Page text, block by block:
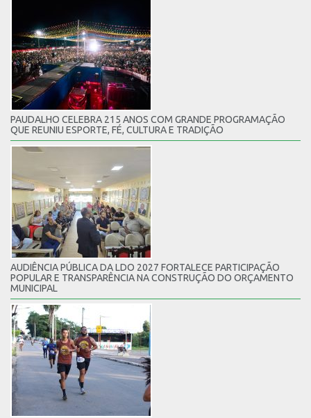
PAUDALHO CELEBRA 215 ANOS COM GRANDE PROGRAMAÇÃO
QUE REUNIU ESPORTE, FÉ, CULTURA E TRADIÇÃO
AUDIÊNCIA PÚBLICA DA LDO 2027 FORTALECE PARTICIPAÇÃO
POPULAR E TRANSPARÊNCIA NA CONSTRUÇÃO DO ORÇAMENTO
MUNICIPAL